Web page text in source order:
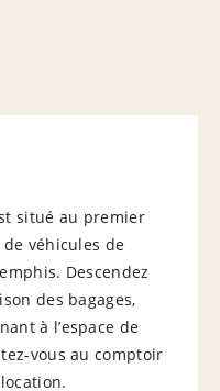
situé au premier
de véhicules de
Descendez
des bagages,
à l’espace de
vous au comptoir